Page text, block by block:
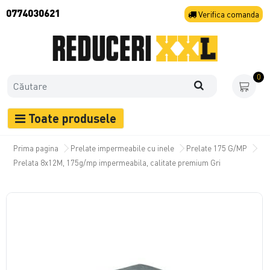
0774030621 Verifica comanda
0
Toate produsele
Prima pagina Prelate impermeabile cu inele
Prelate 175 G/MP
Prelata 8x12M, 175g/mp impermeabila, calitate premium Gri